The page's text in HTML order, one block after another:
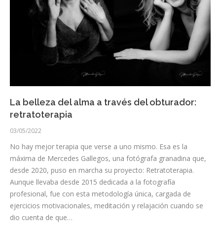
La belleza del alma a través del obturador:
retratoterapia
03/05/2022
No hay mejor terapia que verse a uno mismo. Esa es la
máxima de Mercedes Gallegos, una fotógrafa granadina que,
desde 2020, puso en marcha su proyecto: Retratoterapia.
Aunque llevaba desde 2015 dedicada a la fotografía
profesional, fue con esta metodología única, cargada de
ejercicios motivacionales, meditación y relajación cuando se
dio cuenta de que…